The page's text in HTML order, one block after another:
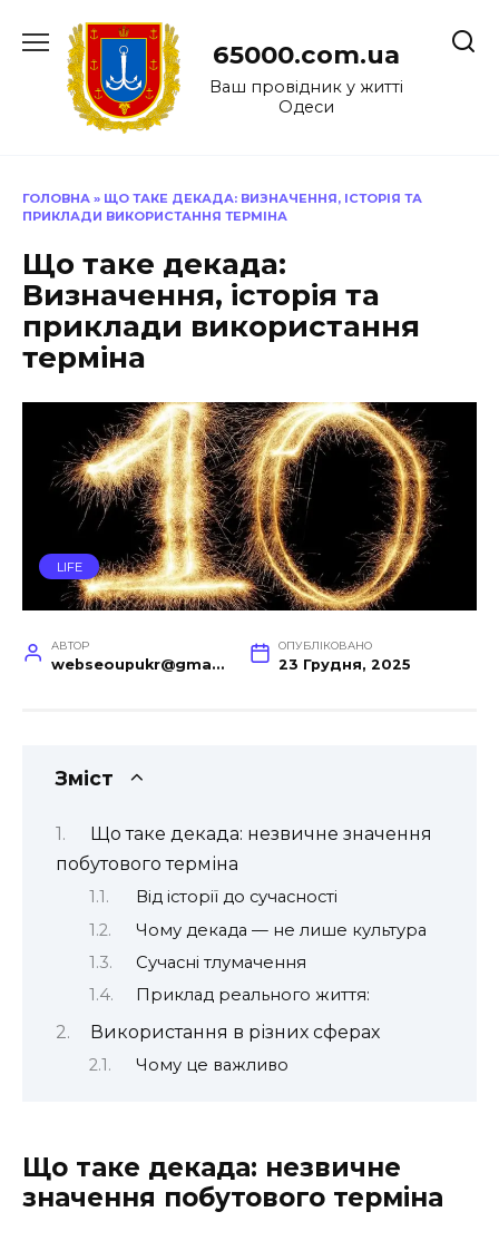
до
65000.com.ua
Ваш провідник у житті
Одеси
ГОЛОВНА » ЩО ТАКЕ ДЕКАДА: ВИЗНАЧЕННЯ, ІСТОРІЯ ТА
ПРИКЛАДИ ВИКОРИСТАННЯ ТЕРМІНА
Що таке декада:
Визначення, історія та
приклади використання
терміна
LIFE
АВТОР
webseoupukr@gmail.com
ОПУБЛІКОВАНО
23 Грудня, 2025
Зміст
Що таке декада: незвичне значення
побутового терміна
Від історії до сучасності
Чому декада — не лише культура
Сучасні тлумачення
Приклад реального життя:
Використання в різних сферах
Чому це важливо
Що таке декада: незвичне
значення побутового терміна